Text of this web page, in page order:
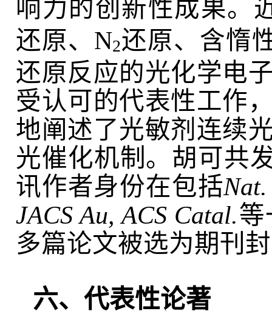
响力的创新性成果。
还原、N2还原、含惰
还原反应的光化学电
受认可的代表性工作
地阐述了光敏剂连续
光催化机制。胡可共
讯作者身份在包括
JACS Au, ACS Catal.等
多篇论文被选为期刊
六、代表性论著